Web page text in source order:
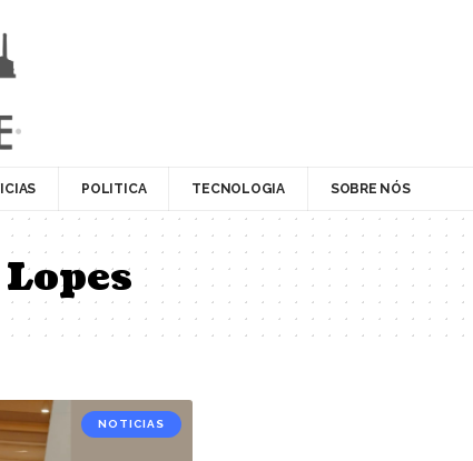
POLITICA TECNOLOGIA SOBRE NÓS
NOTICIAS